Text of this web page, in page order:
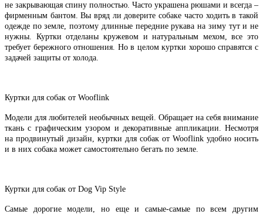
не закрывающая спину полностью. Часто украшена рюшами и всегда –
фирменным бантом. Вы вряд ли доверите собаке часто ходить в такой
одежде по земле, поэтому длинные передние рукава на зиму тут и не
нужны. Куртки отделаны кружевом и натуральным мехом, все это
требует бережного отношения. Но в целом куртки хорошо справятся с
задачей защиты от холода.
Куртки для собак от Wooflink
Модели для любителей необычных вещей. Обращает на себя внимание
ткань с графическим узором и декоративные аппликации. Несмотря
на продвинутый дизайн, куртки для собак от Wooflink удобно носить
и в них собака может самостоятельно бегать по земле.
Куртки для собак от Dog Vip Style
Самые дорогие модели, но еще и самые-самые по всем другим